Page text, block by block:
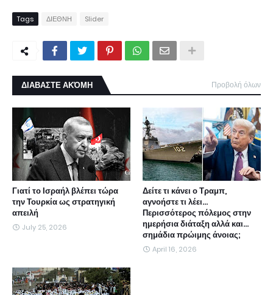
Tags ΔΙΕΘΝΗ Slider
ΔΙΑΒΑΣΤΕ ΑΚΌΜΗ Προβολή όλων
Γιατί το Ισραήλ βλέπει τώρα
την Τουρκία ως στρατηγική
απειλή
July 25, 2026
Δείτε τι κάνει ο Τραμπ,
αγνοήστε τι λέει...
Περισσότερος πόλεμος στην
ημερήσια διάταξη αλλά και...
σημάδια πρώιμης άνοιας;
April 16, 2026